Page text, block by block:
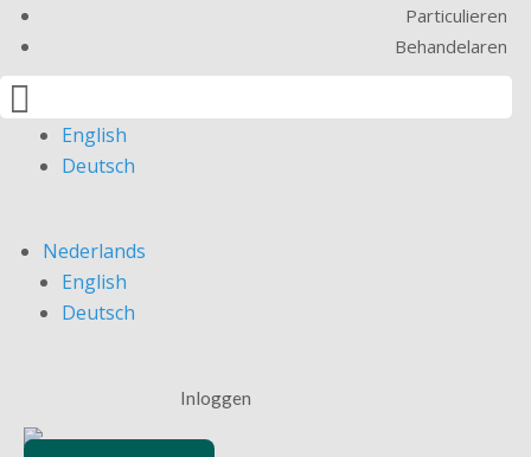
Particulieren
Behandelaren
English
Deutsch
Nederlands
English
Deutsch
Inloggen
